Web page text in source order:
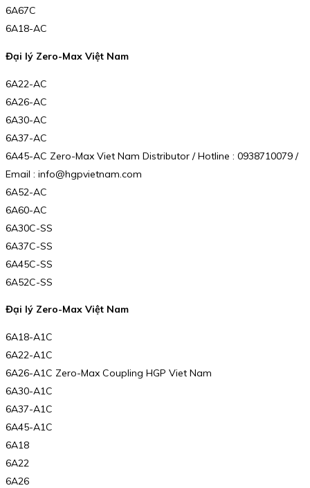
6A67C
6A18-AC
Đại lý Zero-Max Việt Nam
6A22-AC
6A26-AC
6A30-AC
6A37-AC
6A45-AC Zero-Max Viet Nam Distributor / Hotline : 0938710079 /
Email : info@hgpvietnam.com
6A52-AC
6A60-AC
6A30C-SS
6A37C-SS
6A45C-SS
6A52C-SS
Đại lý Zero-Max Việt Nam
6A18-A1C
6A22-A1C
6A26-A1C Zero-Max Coupling HGP Viet Nam
6A30-A1C
6A37-A1C
6A45-A1C
6A18
6A22
6A26